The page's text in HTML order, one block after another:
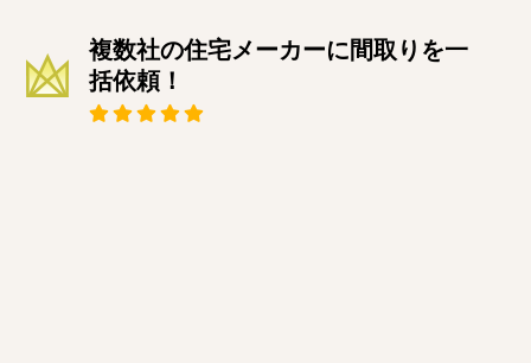
複数社の住宅メーカーに間取りを一
括依頼！